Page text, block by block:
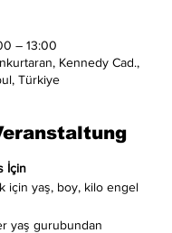
– 13:00
Kennedy Cad.,
Türkiye
İçin
için yaş, boy, kilo engel
yaş gurubundan